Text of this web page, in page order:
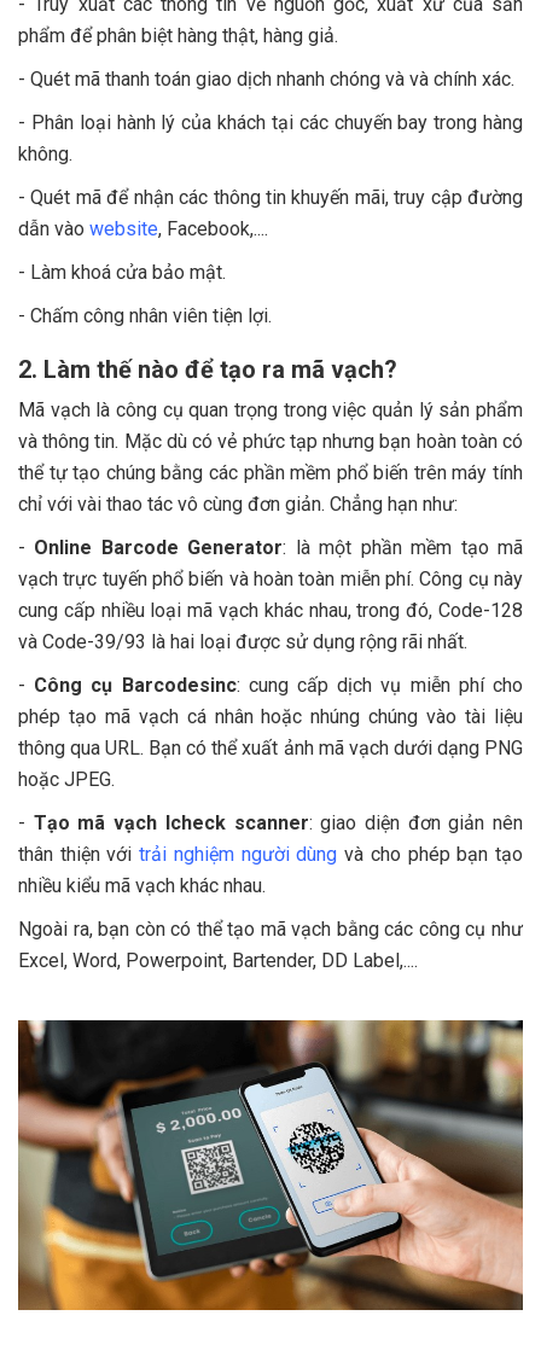
- Truy xuất các thông tin về nguồn gốc, xuất xứ của sản
phẩm để phân biệt hàng thật, hàng giả.
- Quét mã thanh toán giao dịch nhanh chóng và và chính xác.
- Phân loại hành lý của khách tại các chuyến bay trong hàng
không.
- Quét mã để nhận các thông tin khuyến mãi, truy cập đường
dẫn vào website, Facebook,....
- Làm khoá cửa bảo mật.
- Chấm công nhân viên tiện lợi.
2. Làm thế nào để tạo ra mã vạch?
Mã vạch là công cụ quan trọng trong việc quản lý sản phẩm
và thông tin. Mặc dù có vẻ phức tạp nhưng bạn hoàn toàn có
thể tự tạo chúng bằng các phần mềm phổ biến trên máy tính
chỉ với vài thao tác vô cùng đơn giản. Chẳng hạn như:
- Online Barcode Generator: là một phần mềm tạo mã
vạch trực tuyến phổ biến và hoàn toàn miễn phí. Công cụ này
cung cấp nhiều loại mã vạch khác nhau, trong đó, Code-128
và Code-39/93 là hai loại được sử dụng rộng rãi nhất.
- Công cụ Barcodesinc: cung cấp dịch vụ miễn phí cho
phép tạo mã vạch cá nhân hoặc nhúng chúng vào tài liệu
thông qua URL. Bạn có thể xuất ảnh mã vạch dưới dạng PNG
hoặc JPEG.
- Tạo mã vạch Icheck scanner: giao diện đơn giản nên
thân thiện vớitrải nghiệm người dùng và cho phép bạn tạo
nhiều kiểu mã vạch khác nhau.
Ngoài ra, bạn còn có thể tạo mã vạch bằng các công cụ như
Excel, Word, Powerpoint, Bartender, DD Label,....